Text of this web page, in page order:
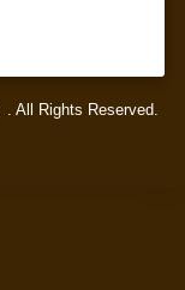
. All Rights Reserved.